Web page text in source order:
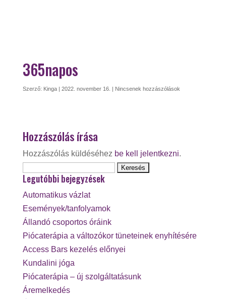
365napos
Szerző: Kinga| 2022. november 16. | Nincsenek hozzászólások
Hozzászólás írása
Hozzászólás küldéséhez be kell jelentkezni.
Legutóbbi bejegyzések
Automatikus vázlat
Események/tanfolyamok
Állandó csoportos óráink
Piócaterápia a változókor tüneteinek enyhítésére
Access Bars kezelés előnyei
Kundalini jóga
Piócaterápia – új szolgáltatásunk
Áremelkedés